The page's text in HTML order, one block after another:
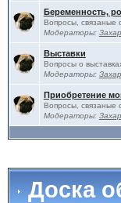
Беременность,
Вопросы, связаные
Модераторы:
Выставки
Вопросы о
Модераторы:
Приобретение
Вопросы, связаные
Модераторы:
Доска